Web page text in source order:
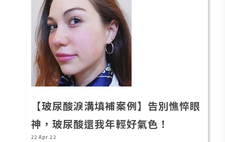
【玻尿酸淚溝填補案例】告別憔悴眼
神，玻尿酸還我年輕好氣色！
22 Apr 22